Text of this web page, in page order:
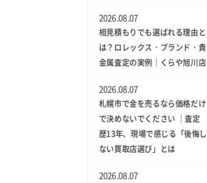
相見積もりでも選ばれる理由と
は？ロレックス・ブランド・貴
金属査定の実例｜くらや旭川店
2026.08.07
札幌市で金を売るなら価格だけ
で決めないでください ｜査定
歴13年、現場で感じる「後悔し
ない買取店選び」とは
2026.08.07
2026.08.07